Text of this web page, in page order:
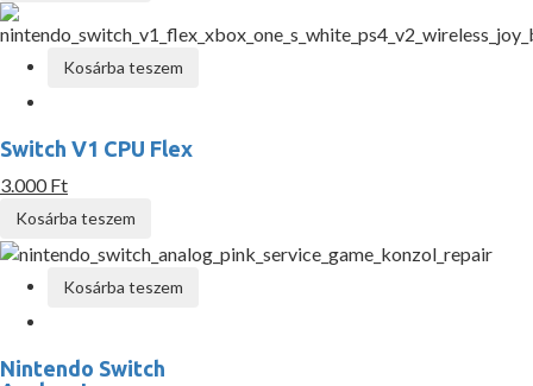
Kosárba teszem
Switch V1 CPU Flex
3.000 Ft
Kosárba teszem
Kosárba teszem
Nintendo Switch